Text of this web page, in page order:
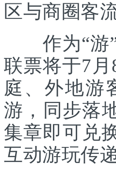
区与商圈客
作为“游”
联票将于7
庭、外地游
游，同步落
集章即可兑
互动游玩传